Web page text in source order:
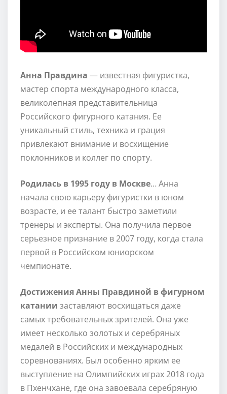
Анна Правдина — известная фигуристка,
мастер спорта международного класса,
великолепная представительница
Российского фигурного катания. Ее
уникальный стиль, техника и грация
привлекают внимание и восхищение
поклонников и коллег по спорту.
Родилась в 1995 году в Москве… Анна
начала свою карьеру фигуристки в юном
возрасте, и ее талант быстро заметили
тренеры и эксперты. Она получила первое
серьезное признание в 2007 году, когда стала
первой в Российском юниорском
чемпионате.
Достижения Анны Правдиной в фигурном
катании заставляют восхищаться даже
самых требовательных зрителей. Она уже
имеет несколько золотых и серебряных
медалей в Российских и международных
соревнованиях. Был особенно ярким ее
выступление на Олимпийских играх 2018 года
в Пхенчхане, где она завоевала серебряную